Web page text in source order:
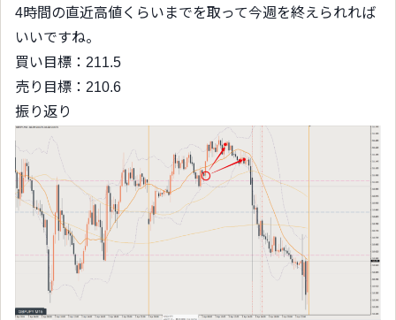
4時間の直近高値くらいまでを取って今週を終えられれば
いいですね。
買い目標：211.5
売り目標：210.6
振り返り